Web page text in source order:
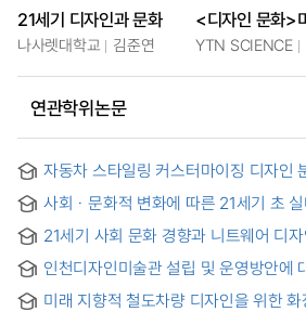
21세기 디자인과 문화
나사렛대학교 김준연 YTN SCIENCE
연관학위논문
자동차 스타일링 커스터마이징 디자인
analysis and prospect
사회ㆍ문화적 변화에 따른 21세기 초
on the early 21 century interior
based on the socio-cultural change
service area of multiplex cinema
21세기 사회 문화 경향과 니트웨어 디
sociocultural trend and knitwears
on Pret-a-porter after 2000
인천디자인미술관 설립 및 운영방안에
미래 지향적 철도차량 디자인을 위한